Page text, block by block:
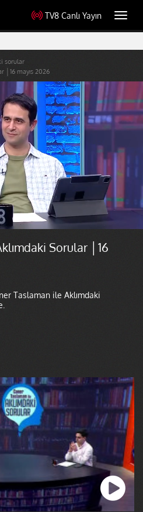
TV8 Canlı Yayın
sorular
│16 mayıs 2026
Sorular │16
Taslaman ile Aklımdaki